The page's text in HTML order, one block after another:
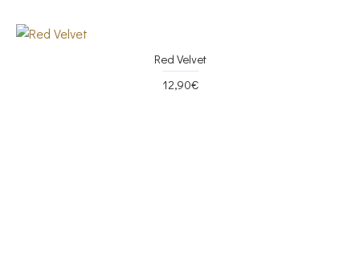
Red Velvet
12,90€